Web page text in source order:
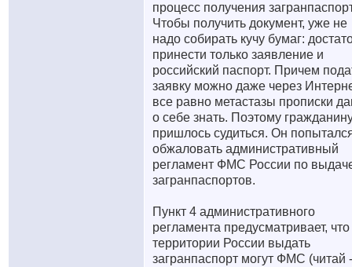
процесс получения
Чтобы получить документ, уже не
надо собирать кучу бумаг:
принести только заявление и
российский паспорт. Причем
заявку можно даже через
все равно метастазы прописки
о себе знать. Поэтому
пришлось судиться. Он
обжаловать административный
регламент ФМС России по
загранпаспортов.
Пункт 4 административного
регламента предусматривает,
территории России выдать
загранпаспорт могут ФМС (читай -